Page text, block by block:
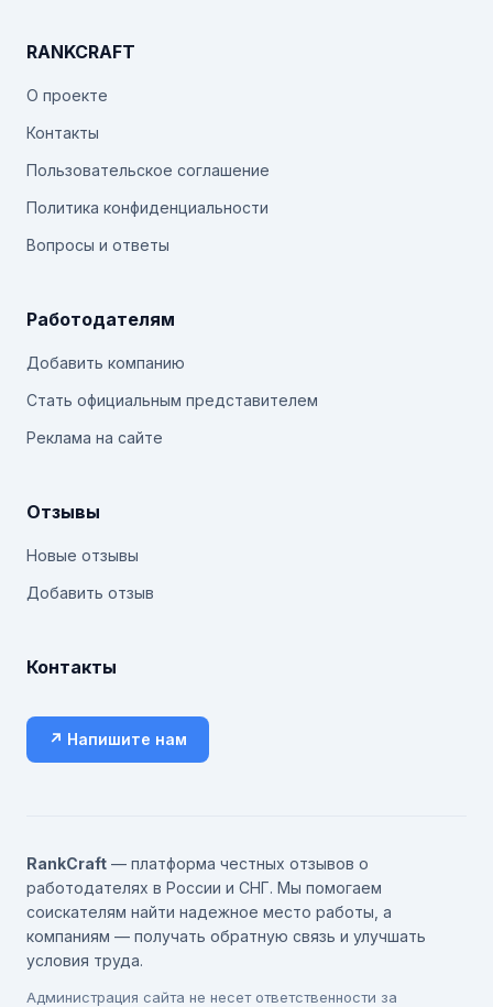
RANKCRAFT
О проекте
Контакты
Пользовательское соглашение
Политика конфиденциальности
Вопросы и ответы
Работодателям
Добавить компанию
Стать официальным представителем
Реклама на сайте
Отзывы
Новые отзывы
Добавить отзыв
Контакты
↗ Напишите нам
RankCraft — платформа честных отзывов о
работодателях в России и СНГ. Мы помогаем
соискателям найти надежное место работы, а
компаниям — получать обратную связь и улучшать
условия труда.
Администрация сайта не несет ответственности за